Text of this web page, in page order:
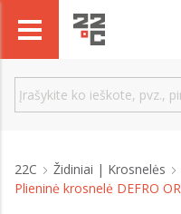
22C Židiniai | Krosnelės
Plieninė krosnelė DEFRO